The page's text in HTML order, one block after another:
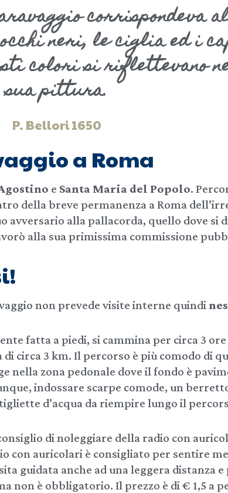
corrispondeva
neri, le ciglia ed i
colori si riflettevano
sua pittura.
P. Bellori 1650
a Roma
e Santa Maria del Popolo.
della breve permanenza a Roma
avversario alla pallacorda, quello dove si
alla sua primissima commissione
non prevede visite interne quindi
fatta a piedi, si cammina per circa 3
circa 3 km. Il percorso è più comodo di
nella zona pedonale dove il fondo è
indossare scarpe comode, un
d’acqua da riempire lungo il
di noleggiare della radio con
con auricolari è consigliato per sentire
guidata anche ad una leggera distanza e
non è obbligatorio. Il prezzo è di € 1,5 a